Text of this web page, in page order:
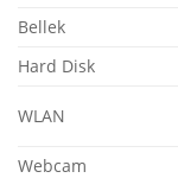
Bellek
Hard Disk
WLAN
Webcam